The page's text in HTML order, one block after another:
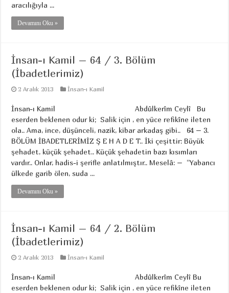
aracılığıyla ...
Devamını Oku »
İnsan-ı Kamil – 64 / 3. Bölüm
(İbadetlerimiz)
2 Aralık 2013 İnsan-ı Kamil
İnsan-ı Kamil Abdûlkerîm Ceylî Bu
eserden beklenen odur ki; Salik için , en yüce refikîne ileten
ola.. Ama, ince, düşünceli, nazik, kibar arkadaş gibi.. 64 – 3.
BÖLÜM İBADETLERİMİZ Ş E H A D E T.. İki çeşittir: Büyük
şehadet, küçük şehadet.. Küçük şehadetin bazı kısımları
vardır.. Onlar, hadis-i şerifle anlatılmıştır.. Meselâ: – “Yabancı
ülkede garib ölen, suda ...
Devamını Oku »
İnsan-ı Kamil – 64 / 2. Bölüm
(İbadetlerimiz)
2 Aralık 2013 İnsan-ı Kamil
İnsan-ı Kamil Abdûlkerîm Ceylî Bu
eserden beklenen odur ki; Salik için , en yüce refikîne ileten